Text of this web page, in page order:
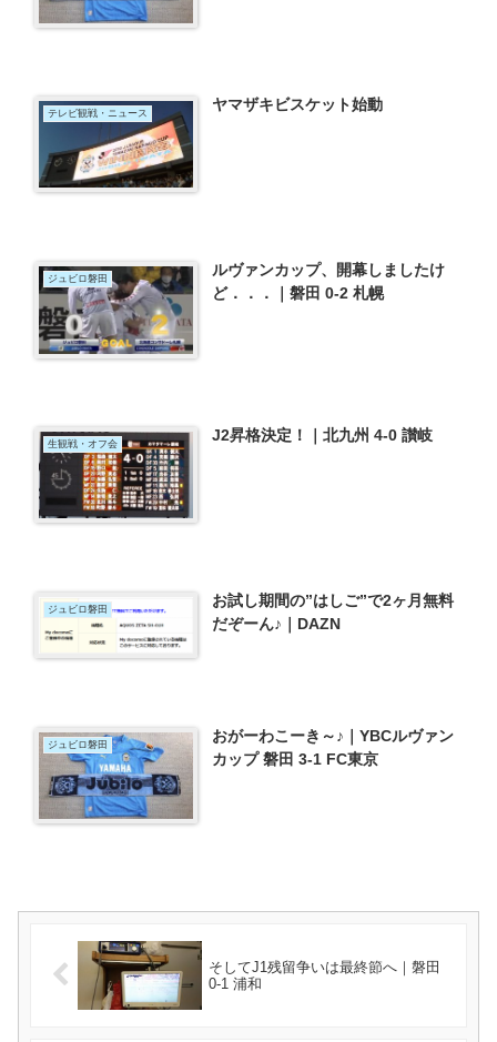
テレビ観戦・ニュース ヤマザキビスケット始動
ジュビロ磐田
ルヴァンカップ、開幕しましたけ
ど．．．｜磐田 0-2 札幌
生観戦・オフ会 J2昇格決定！｜北九州 4-0 讃岐
ジュビロ磐田
お試し期間の”はしご”で2ヶ月無料
だぞーん♪｜DAZN
ジュビロ磐田
おがーわこーき～♪｜YBCルヴァン
カップ 磐田 3-1 FC東京
そしてJ1残留争いは最終節へ｜磐田
0-1 浦和